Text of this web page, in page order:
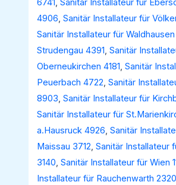
6741,Sanitär Installateur für
4906,Sanitär Installateur für
Sanitär Installateur für
Strudengau 4391,Sanitär
Oberneukirchen 4181,Sanitär
Peuerbach 4722,Sanitär
8903,Sanitär Installateur für
Sanitär Installateur für
a.Hausruck 4926,Sanitär
Maissau 3712,Sanitär Installateur
3140,Sanitär Installateur für Wien
Installateur für Rauchenwarth 2320